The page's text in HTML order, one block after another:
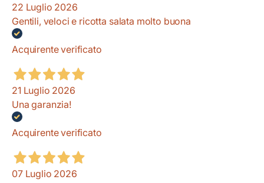
22 Luglio 2026
Gentili, veloci e ricotta salata molto buona
Acquirente verificato
21 Luglio 2026
Una garanzia!
Acquirente verificato
07 Luglio 2026